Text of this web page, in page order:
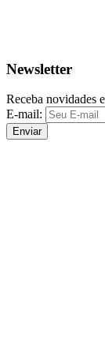
Newsletter
Receba novidades
E-mail:
Enviar